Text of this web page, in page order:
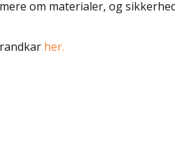
om materialer, og
her.